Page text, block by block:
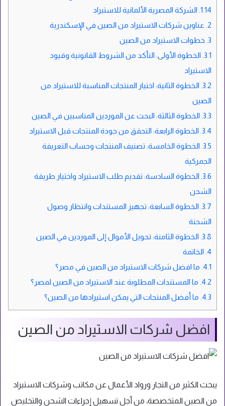
1.14. الشركة المصرية الألمانية للاستيراد
2. عناوين شركات الاستيراد من الصين في الإسكندرية
3. خطوات الاستيراد من الصين
3.1. الخطوة الأولى: التأكد من الشروط القانونية وقيود
الاستيراد
3.2. الخطوة الثانية: اختيار المنتجات المناسبة للاستيراد من
الصين
3.3. الخطوة الثالثة: البحث عن الموردين المناسبين في الصين
3.4. الخطوة الرابعة: التحقق من جودة المنتجات قبل الاستيراد
3.5. الخطوة الخامسة: تصنيف المنتجات وحساب التعريفة
الجمركية
3.6. الخطوة السادسة: تقديم طلب الاستيراد واختيار طريقة
الشحن
3.7. الخطوة السابعة: تجهيز المستندات وانتظار وصول
الشحنة
3.8. الخطوة الثامنة: تحويل الأموال إلى الموردين في الصين
4. الخاتمة
4.1. ما افضل شركات الاستيراد من الصين في مصر؟
4.2. ما المستندات المطلوبة عند الاستيراد من الصين لمصر؟
4.3. ما أفضل المنتجات التي يمكن استيرادها من الصين؟
افضل شركات الاستيراد من الصين
يبحث الكثير من التجار ورواد الأعمال عن مكاتب وشركات الاستيراد
من الصين المتخصصة، من أجل تسهيل إجراءات الشحن والتخليص